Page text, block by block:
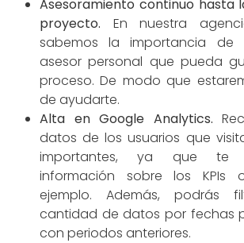
Asesoramiento continuo hasta
proyecto. En nuestra
sabemos la importancia
asesor personal que pueda
proceso. De modo que
de ayudarte.
Alta en Google Analytics.
datos de los usuarios que
importantes, ya que te
información sobre los KPIs
ejemplo. Además, podrás
cantidad de datos por fechas
con periodos anteriores.